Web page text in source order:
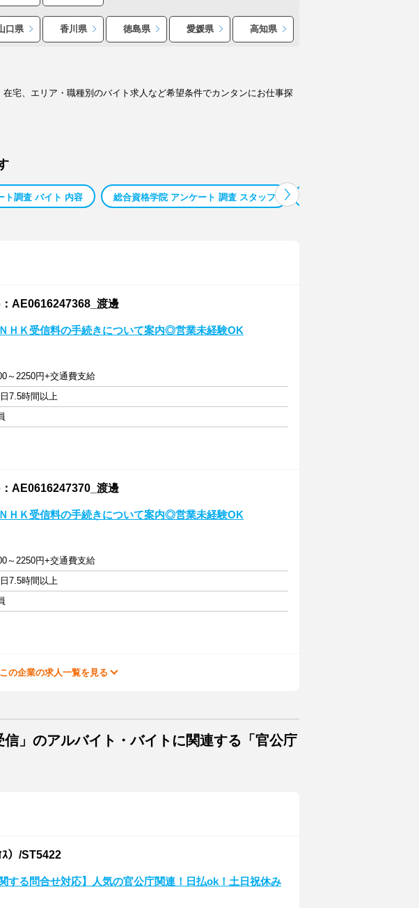
口県 香川県 徳島県 愛媛県 高知県
宅、エリア・職種別のバイト求人など希望条件でカンタンにお仕事探
ト調査 バイト 内容 総合資格学院 アンケート 調査 スタッフ
AE0616247368_渡邊
ＨＫ受信料の手続きについて案内◎営業未経験OK
～2250円+交通費支給
7.5時間以上
AE0616247370_渡邊
ＨＫ受信料の手続きについて案内◎営業未経験OK
～2250円+交通費支給
7.5時間以上
この企業の求人一覧を見る
信」のアルバイト・バイトに関連する「官公庁
）/ST5422
する問合せ対応】人気の官公庁関連！日払ok！土日祝休み